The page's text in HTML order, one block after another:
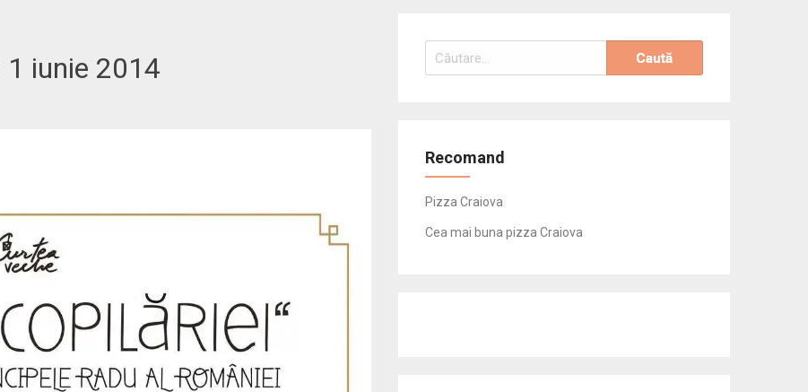
1 iunie 2014
Caută
după:
Recomand
Pizza Craiova
Cea mai buna pizza Craiova